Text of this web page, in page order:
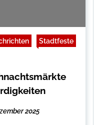
Stadtfeste
2025